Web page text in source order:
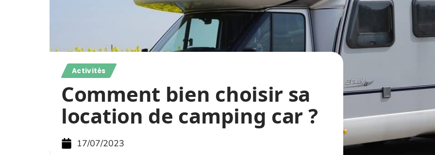
Activités
Comment bien choisir sa
location de camping car ?
17/07/2023